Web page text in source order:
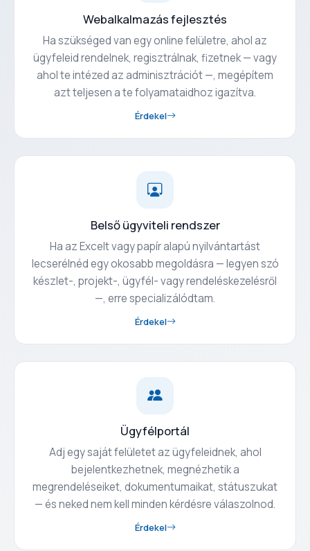
Webalkalmazás fejlesztés
Ha szükséged van egy online felületre, ahol az
ügyfeleid rendelnek, regisztrálnak, fizetnek — vagy
ahol te intézed az adminisztrációt —, megépítem
azt teljesen a te folyamataidhoz igazítva.
Érdekel
Belső ügyviteli rendszer
Ha az Excelt vagy papír alapú nyilvántartást
lecserélnéd egy okosabb megoldásra — legyen szó
készlet-, projekt-, ügyfél- vagy rendeléskezelésről
—, erre specializálódtam.
Érdekel
Ügyfélportál
Adj egy saját felületet az ügyfeleidnek, ahol
bejelentkezhetnek, megnézhetik a
megrendeléseiket, dokumentumaikat, státuszukat
— és neked nem kell minden kérdésre válaszolnod.
Érdekel